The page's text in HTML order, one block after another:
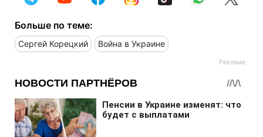
Больше по теме:
Сергей Корецкий Война в Украине